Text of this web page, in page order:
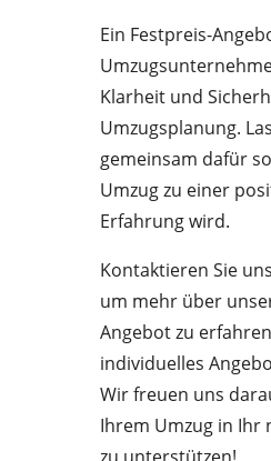
Ein Festpreis-
Klarheit und
Umzugsplanung.
gemeinsam dafür
Umzug zu einer
Erfahrung wird.
Kontaktieren Sie
um mehr über
Angebot zu
individuelles
Wir freuen uns
Ihrem Umzug in Ihr